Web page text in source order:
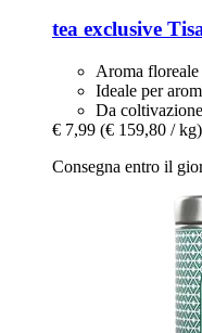
tea exclusive
Aroma floreale
Ideale per
Da
€ 7,99 (€ 159,80 / kg)
Consegna entro il